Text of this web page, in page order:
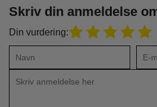
Skriv din anmeldelse
Din vurdering: